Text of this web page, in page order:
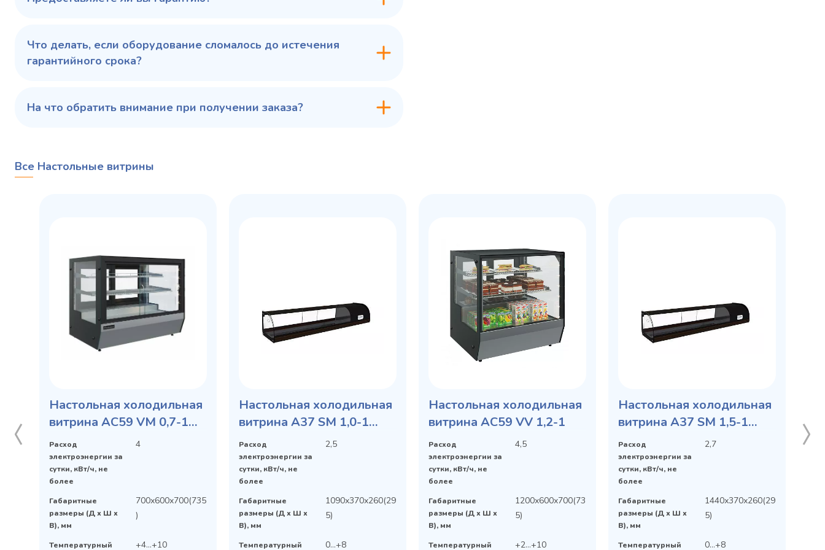
Что делать, если оборудование сломалось до истечения
гарантийного срока?
На что обратить внимание при получении заказа?
Все Настольные витрины
Настольная холодильная
витрина AC59 VM 0,7-1
SLIDER
Расход
электроэнергии за
сутки, кВт/ч, не
более
4
Габаритные
размеры (Д х Ш х
В), мм
700х600х700(735
)
Температурный +4...+10
Настольная холодильная
витрина A37 SM 1,0-1
(ВХСв-1,0 Сarboma)
Расход
электроэнергии за
сутки, кВт/ч, не
более
2,5
Габаритные
размеры (Д х Ш х
В), мм
1090х370х260(29
5)
Температурный 0...+8
Настольная холодильная
витрина AC59 VV 1,2-1
Расход
электроэнергии за
сутки, кВт/ч, не
более
4,5
Габаритные
размеры (Д х Ш х
В), мм
1200х600х700(73
5)
Температурный +2...+10
Настольная холодильная
витрина A37 SM 1,5-1
(ВХСв-1,5 Сarboma)
Расход
электроэнергии за
сутки, кВт/ч, не
более
2,7
Габаритные
размеры (Д х Ш х
В), мм
1440х370х260(29
5)
Температурный 0...+8